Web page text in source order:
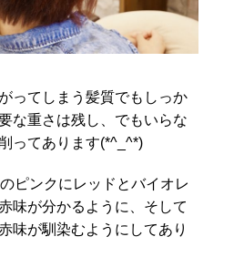
ってしまう髪質でもしっか
な重さは残し、でもいらな
ってあります(*^_^*)
ピンクにレッドとバイオレ
味が分かるように、そして
味が馴染むようにしてあり